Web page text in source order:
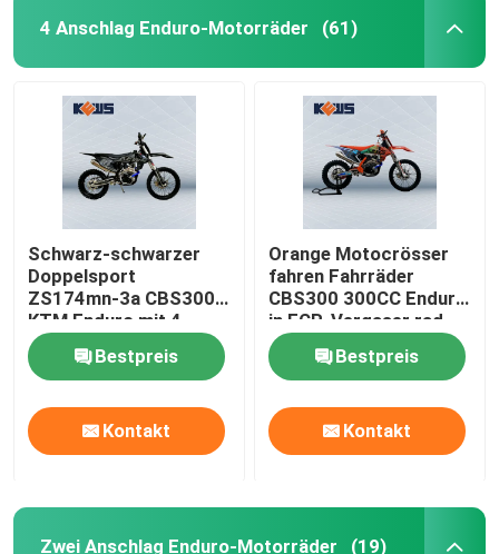
4 Anschlag Enduro-Motorräder (61)
Schwarz-schwarzer
Doppelsport
ZS174mn-3a CBS300
KTM Enduro mit 4
Tälern
Bestpreis
Kontakt
Orange Motocrösser
fahren Fahrräder
CBS300 300CC Enduro
in FCR-Vergaser rad
Bestpreis
Kontakt
Zwei Anschlag Enduro-Motorräder (19)